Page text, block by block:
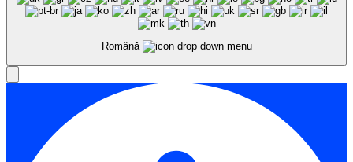
Română